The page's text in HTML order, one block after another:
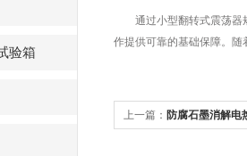
验箱
通过小型翻转式震荡器规
作提供可靠的基础保障。随
上一篇： 防腐石墨消解电